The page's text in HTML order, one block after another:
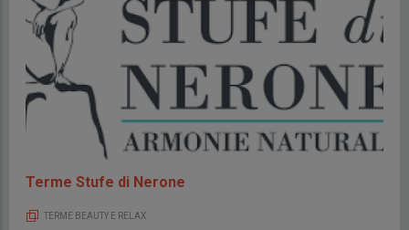
Terme Stufe di Nerone
TERME BEAUTY E RELAX